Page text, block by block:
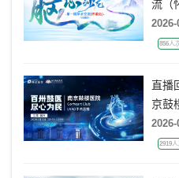
流（
856人
直播
京鼓
术直
2919人